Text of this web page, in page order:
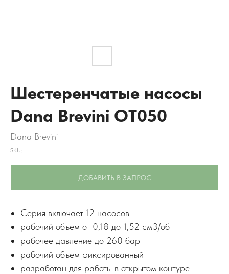
Шестеренчатые насосы
Dana Brevini OT050
Dana Brevini
SKU:
ДОБАВИТЬ В ЗАПРОС
Серия включает 12 насосов
рабочий объем от 0,18 до 1,52 см3/об
рабочее давление до 260 бар
рабочий объем фиксированный
разработан для работы в открытом контуре